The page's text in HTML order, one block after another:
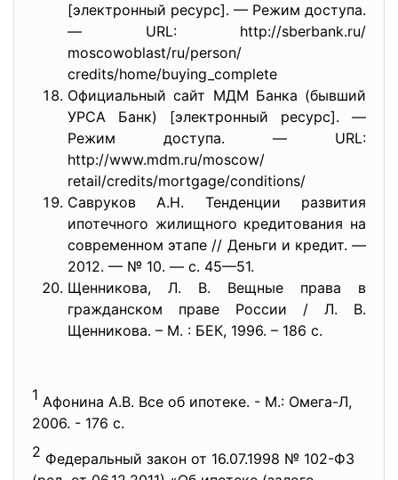
[электронный ресурс]. — Режим доступа.
— URL: http://sberbank.ru/
moscowoblast/ru/person/
credits/home/buying_complete
Официальный сайт МДМ Банка (бывший
УРСА Банк) [электронный ресурс]. —
Режим доступа. — URL:
http://www.mdm.ru/moscow/
retail/credits/mortgage/conditions/
Савруков А.Н. Тенденции развития
ипотечного жилищного кредитования на
современном этапе // Деньги и кредит. —
2012. — № 10. — с. 45—51.
Щенникова, Л. В. Вещные права в
гражданском праве России / Л. В.
Щенникова. – М. : БЕК, 1996. – 186 с.
1 Афонина А.В. Все об ипотеке. - М.: Омега-Л,
2006. - 176 c.
2 Федеральный закон от 16.07.1998 № 102-ФЗ